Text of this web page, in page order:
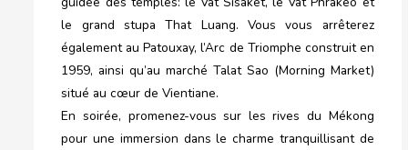
le grand stupa That Luang. Vous vous arrêterez
également au Patouxay, l’Arc de Triomphe construit en
1959, ainsi qu’au marché Talat Sao (Morning Market)
situé au cœur de Vientiane.
En soirée, promenez-vous sur les rives du Mékong
pour une immersion dans le charme tranquillisant de